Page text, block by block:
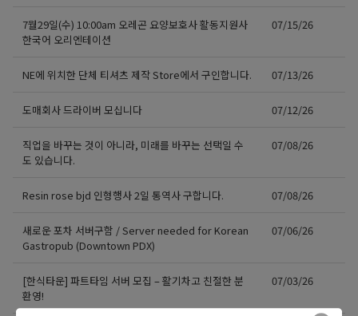
7월29일(수) 10:00am 오레곤 요양보호사 활동지원사
한국어 오리엔테이션
07/15/26
NE에 위치한 단체 티셔츠 제작 Store에서 구인합니다. 07/13/26
도매회사 드라이버 모십니다 07/12/26
직업을 바꾸는 것이 아니라, 미래를 바꾸는 선택일 수
도 있습니다.
07/08/26
Resin rose bjd 인형행사 2일 통역사 구합니다. 07/08/26
새로운 포차 서버구함 / Server needed for Korean
Gastropub (Downtown PDX)
07/06/26
[한식타운] 파트타임 서버 모집 – 활기차고 친절한 분
환영!
07/03/26